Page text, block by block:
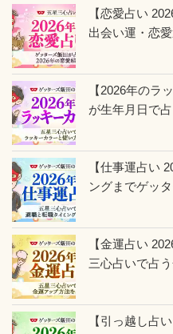
【恋愛占い
出会い運・恋
【2026年のラ
が生年月日で
【仕事運占い
ングまでゲッ
【金運占い
三心占いで占
【引っ越し占